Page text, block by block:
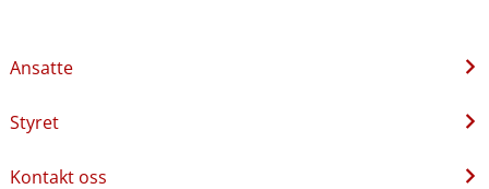
Ansatte
Styret
Kontakt oss